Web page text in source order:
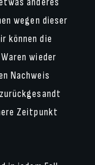
wegen dieser
können die
wieder
Nachweis
Zeitpunkt